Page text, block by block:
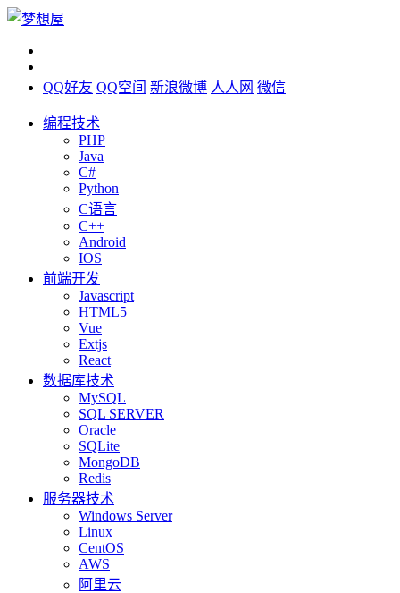
QQ好友 QQ空间 新浪微博 人人网 微信
编程技术
PHP
Java
C#
Python
C语言
C++
Android
IOS
前端开发
Javascript
HTML5
Vue
Extjs
React
数据库技术
MySQL
SQL SERVER
Oracle
SQLite
MongoDB
Redis
服务器技术
Windows Server
Linux
CentOS
AWS
阿里云